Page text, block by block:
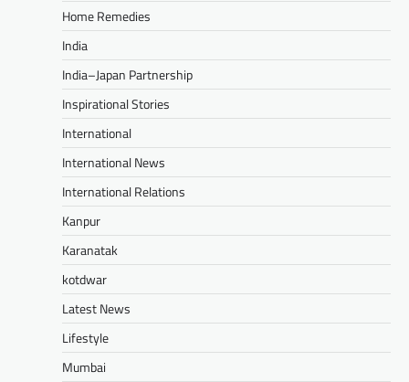
Home Remedies
India
India–Japan Partnership
Inspirational Stories
International
International News
International Relations
Kanpur
Karanatak
kotdwar
Latest News
Lifestyle
Mumbai